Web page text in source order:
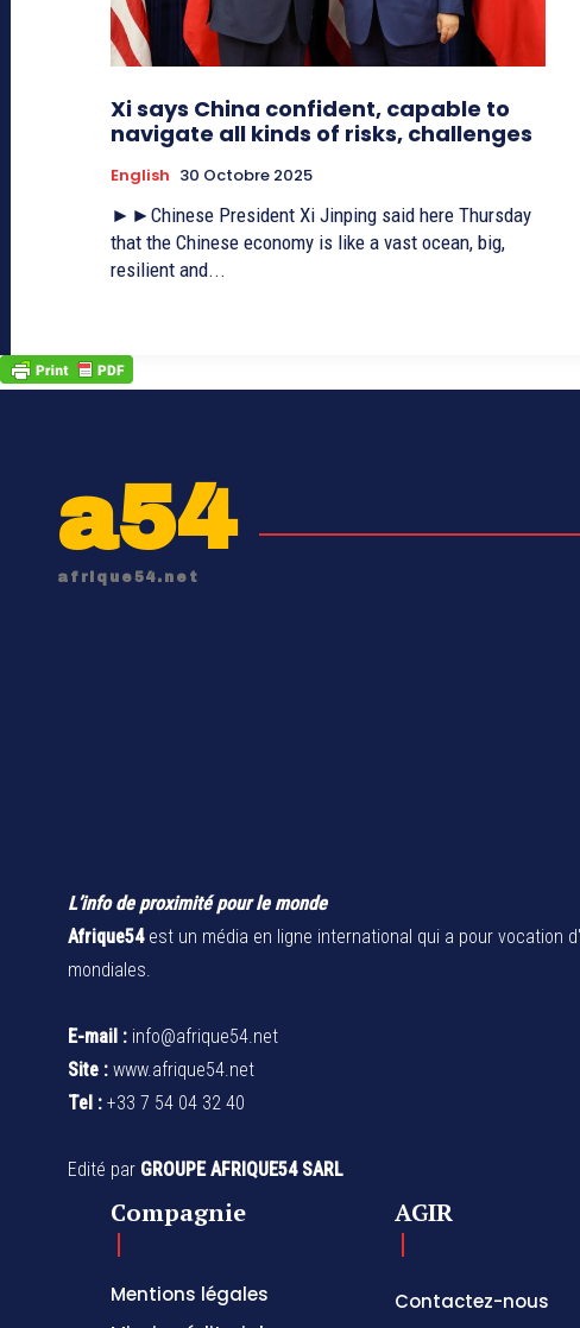
Xi says China confident, capable to
navigate all kinds of risks, challenges
English 30 Octobre 2025
►►Chinese President Xi Jinping said here Thursday
that the Chinese economy is like a vast ocean, big,
resilient and...
a54
afrique54.net
L’info de proximité pour le monde
Afrique54est un média en ligne international qui a pour vocation
mondiales.
E-mail : info@afrique54.net
Site : www.afrique54.net
Tel : +33 7 54 04 32 40
Edité par GROUPE AFRIQUE54 SARL
Compagnie
Mentions légales
AGIR
Contactez-nous